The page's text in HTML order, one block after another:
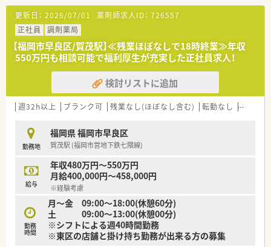
おり、皆で協力し合い業務を進めています。
【法人特徴について】
■福岡県内に5店舗を展開している地域に根差した地場の調剤薬
局で、地域密着型の運営を徹底しています。
■会社設立から30年を超え、新規出店よりも既存薬局の堅実な
運営に注力している安定した法人です。
■薬局運営の他に調剤機器や事務用品、介護用品などの販売事業
も行い多角的な経営を展開しています。
■キャリアアップを目指しており、自身の頑張りを正当に評価し
てほしいとお考えの薬剤師に最適です。
■地域密着型の薬局で、患者様一人ひとりと丁寧に向き合った質
の高い医療を提供したい方に適しています。
■将来的な独立を視野に入れており、そのための経験や支援制度
を求めている方に強くおすすめします。
更新日： 2026/07/01 薬剤師求人ID： 726557
正社員
調剤薬局
【福岡市早良区/賀茂駅】≪残業ほぼなしで18時終業≫年収
550万円も相談可能で福利厚生が充実した正社員求人！
検討リストに追加
週32h以上 ブランク可 残業なし(ほぼなし含む) 転勤なし 車通勤
勤務地
福岡県 福岡市早良区
賀茂駅 (福岡市営地下鉄七隈線)
給与
年収480万円～550万円
月給400,000円～458,000円
※経験考慮
勤務
時間
月～金 09:00～18:00(休憩60分)
土 09:00～13:00(休憩00分)
※シフトによる週40時間勤務
※東区の店舗と掛け持ち勤務が出来る方の募集